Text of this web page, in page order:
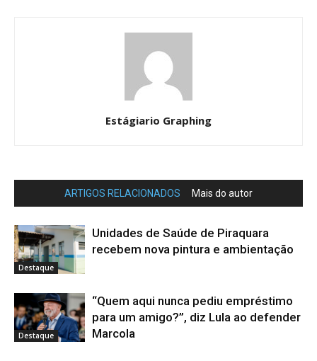
Estágiario Graphing
ARTIGOS RELACIONADOS Mais do autor
Destaque
Unidades de Saúde de Piraquara
recebem nova pintura e ambientação
Destaque
“Quem aqui nunca pediu empréstimo
para um amigo?”, diz Lula ao defender
Marcola